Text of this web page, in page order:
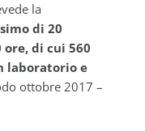
la
di 20
ore, di cui 560
laboratorio e
ottobre 2017 –